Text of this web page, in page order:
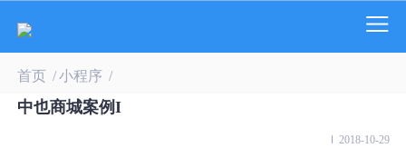
首页 /小程序 /
中也商城案例I
2018-10-29